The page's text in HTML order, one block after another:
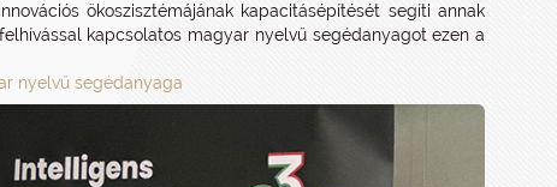
ökoszisztémájának kapacitásépítését segíti annak
kapcsolatos magyar nyelvű segédanyagot ezen a
nyelvű segédanyaga